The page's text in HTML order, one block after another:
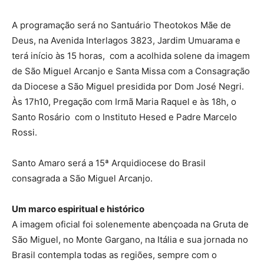
A programação será no Santuário Theotokos Mãe de
Deus, na Avenida Interlagos 3823, Jardim Umuarama e
terá início às 15 horas, com a acolhida solene da imagem
de São Miguel Arcanjo e Santa Missa com a Consagração
da Diocese a São Miguel presidida por Dom José Negri.
Às 17h10, Pregação com Irmã Maria Raquel e às 18h, o
Santo Rosário com o Instituto Hesed e Padre Marcelo
Rossi.
Santo Amaro será a 15ª Arquidiocese do Brasil
consagrada a São Miguel Arcanjo.
Um marco espiritual e histórico
A imagem oficial foi solenemente abençoada na Gruta de
São Miguel, no Monte Gargano, na Itália e sua jornada no
Brasil contempla todas as regiões, sempre com o